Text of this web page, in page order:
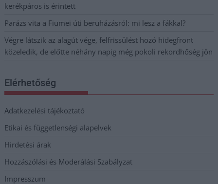
kerékpáros is érintett
Parázs vita a Fiumei úti beruházásról: mi lesz a fákkal?
Végre látszik az alagút vége, felfrissülést hozó hidegfront
közeledik, de előtte néhány napig még pokoli rekordhőség jön
Elérhetőség
Adatkezelési tájékoztató
Etikai és függetlenségi alapelvek
Hirdetési árak
Hozzászólási és Moderálási Szabályzat
Impresszum